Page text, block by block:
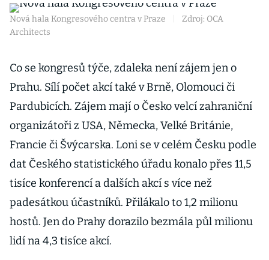
Nová hala Kongresového centra v Praze
Zdroj: OCA
Architects
Co se kongresů týče, zdaleka není zájem jen o
Prahu. Sílí počet akcí také v Brně, Olomouci či
Pardubicích. Zájem mají o Česko velcí zahraniční
organizátoři z USA, Německa, Velké Británie,
Francie či Švýcarska. Loni se v celém Česku podle
dat Českého statistického úřadu konalo přes 11,5
tisíce konferencí a dalších akcí s více než
padesátkou účastníků. Přilákalo to 1,2 milionu
hostů. Jen do Prahy dorazilo bezmála půl milionu
lidí na 4,3 tisíce akcí.